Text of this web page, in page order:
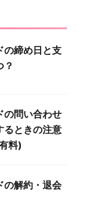
の締め日と支
？
の問い合わせ
るときの注意
料)
の解約・退会